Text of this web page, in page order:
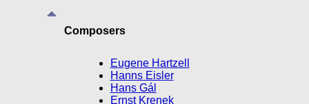
Composers
Eugene Hartzell
Hanns Eisler
Hans Gál
Ernst Krenek